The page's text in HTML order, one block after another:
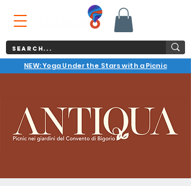
NEW: Yoga Under the Stars with a Picnic